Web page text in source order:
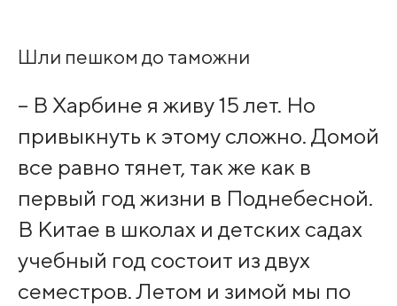
Шли пешком до таможни
– В Харбине я живу 15 лет. Но
привыкнуть к этому сложно. Домой
все равно тянет, так же как в
первый год жизни в Поднебесной.
В Китае в школах и детских садах
учебный год состоит из двух
семестров. Летом и зимой мы по